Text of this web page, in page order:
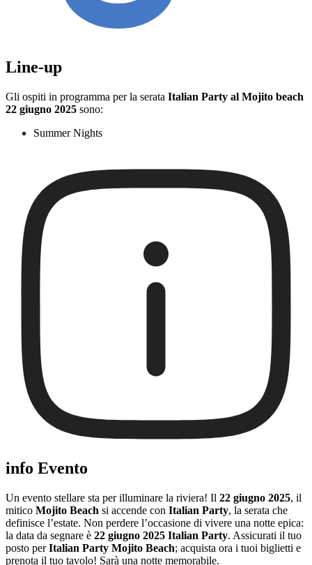
Line-up
Gli ospiti in programma per la serata Italian Party al Mojito beach
22 giugno 2025 sono:
Summer Nights
info Evento
Un evento stellare sta per illuminare la riviera! Il 22 giugno 2025, il
mitico Mojito Beach si accende con Italian Party, la serata che
definisce l’estate. Non perdere l’occasione di vivere una notte epica:
la data da segnare è 22 giugno 2025 Italian Party. Assicurati il tuo
posto perItalian Party Mojito Beach; acquista ora i tuoi biglietti e
prenota il tuo tavolo! Sarà una notte memorabile.